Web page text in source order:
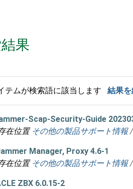
果
テムが検索語に該当します 結果
Scap-Security-Guide
在位置 その他の製品サポート情報 /
Manager, Proxy 4.6-1
在位置 その他の製品サポート情報 /
ZBX 6.0.15-2